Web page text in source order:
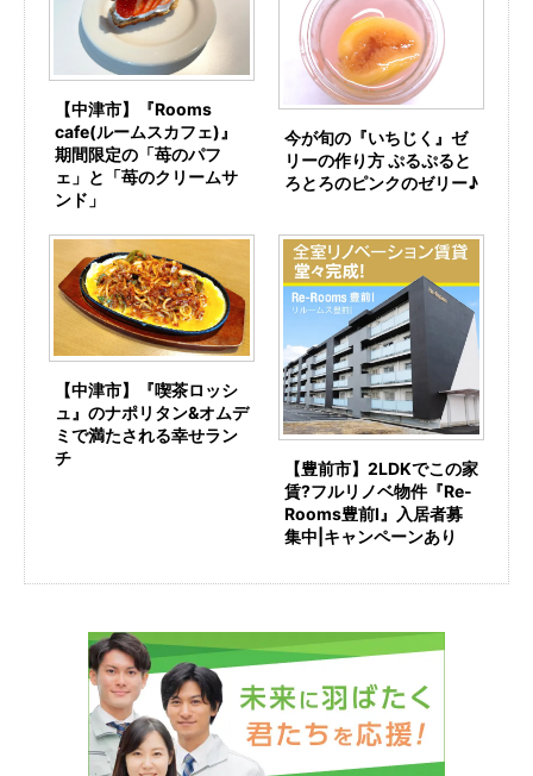
【中津市】『Rooms
cafe(ルームスカフェ)』
期間限定の「苺のパフ
ェ」と「苺のクリームサ
ンド」
今が旬の『いちじく』ゼ
リーの作り方 ぷるぷると
ろとろのピンクのゼリー♪
【中津市】『喫茶ロッシ
ュ』のナポリタン&オムデ
ミで満たされる幸せラン
チ
【豊前市】2LDKでこの家
賃?フルリノベ物件『Re-
Rooms豊前Ⅰ』入居者募
集中|キャンペーンあり